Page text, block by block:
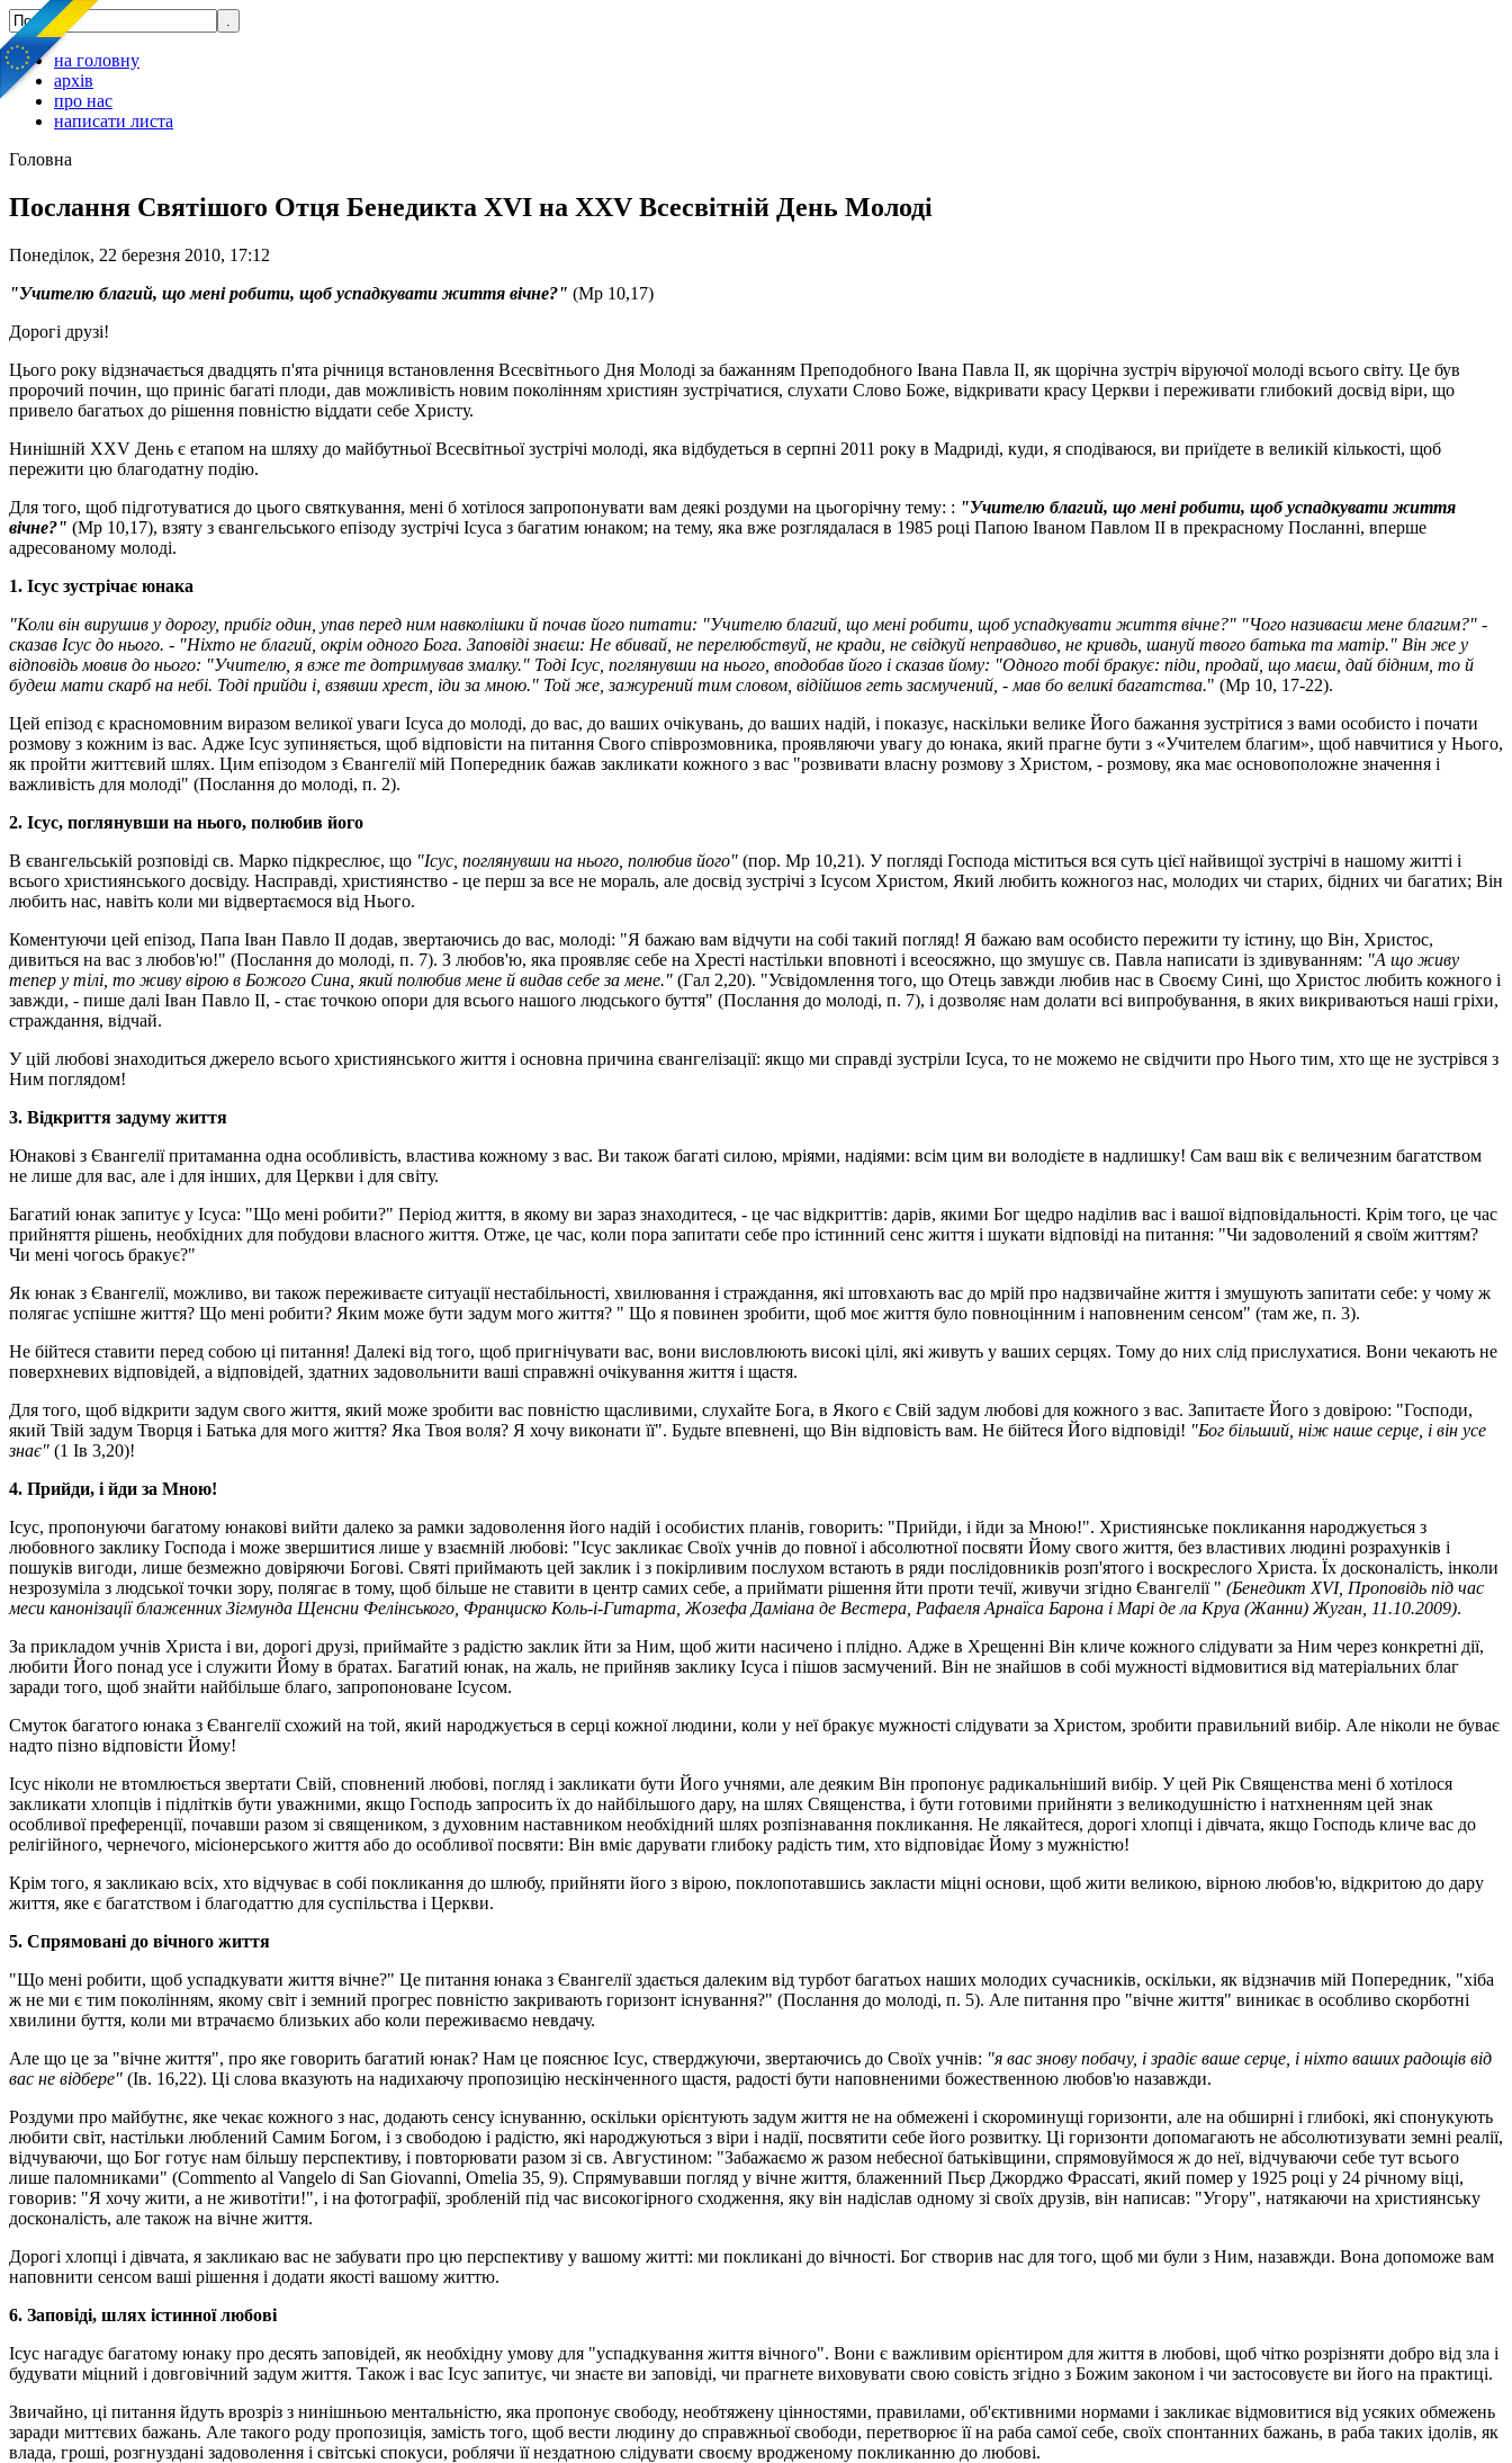
на головну
архів
про нас
написати листа
Головна
Послання Святішого Отця Бенедикта XVІ на XXV Всесвітній День Молоді
Понеділок, 22 березня 2010, 17:12
"Учителю благий, що мені робити, щоб успадкувати життя вічне?" (Мр 10,17)
Дорогі друзі!
Цього року відзначається двадцять п'ята річниця встановлення Всесвітнього Дня Молоді за бажанням Преподобного Івана Павла II, як щорічна зустріч віруючої молоді всього світу. Це був
пророчий почин, що приніс багаті плоди, дав можливість новим поколінням християн зустрічатися, слухати Слово Боже, відкривати красу Церкви і переживати глибокий досвід віри, що
привело багатьох до рішення повністю віддати себе Христу.
Нинішній XXV День є етапом на шляху до майбутньої Всесвітньої зустрічі молоді, яка відбудеться в серпні 2011 року в Мадриді, куди, я сподіваюся, ви приїдете в великій кількості, щоб
пережити цю благодатну подію.
Для того, щоб підготуватися до цього святкування, мені б хотілося запропонувати вам деякі роздуми на цьогорічну тему: : "Учителю благий, що мені робити, щоб успадкувати життя
вічне?" (Мр 10,17), взяту з євангельського епізоду зустрічі Ісуса з багатим юнаком; на тему, яка вже розглядалася в 1985 році Папою Іваном Павлом II в прекрасному Посланні, вперше
адресованому молоді.
1. Ісус зустрічає юнака
"Коли він вирушив у дорогу, прибіг один, упав перед ним навколішки й почав його питати: "Учителю благий, що мені робити, щоб успадкувати життя вічне?" "Чого називаєш мене благим?" -
сказав Ісус до нього. - "Ніхто не благий, окрім одного Бога. Заповіді знаєш: Не вбивай, не перелюбствуй, не кради, не свідкуй неправдиво, не кривдь, шануй твого батька та матір." Він же у
відповідь мовив до нього: "Учителю, я вже те дотримував змалку." Тоді Ісус, поглянувши на нього, вподобав його і сказав йому: "Одного тобі бракує: піди, продай, що маєш, дай бідним, то й
будеш мати скарб на небі. Тоді прийди і, взявши хрест, іди за мною." Той же, зажурений тим словом, відійшов геть засмучений, - мав бо великі багатства." (Мр 10, 17-22).
Цей епізод є красномовним виразом великої уваги Ісуса до молоді, до вас, до ваших очікувань, до ваших надій, і показує, наскільки велике Його бажання зустрітися з вами особисто і почати
розмову з кожним із вас. Адже Ісус зупиняється, щоб відповісти на питання Свого співрозмовника, проявляючи увагу до юнака, який прагне бути з «Учителем благим», щоб навчитися у Нього,
як пройти життєвий шлях. Цим епізодом з Євангелії мій Попередник бажав закликати кожного з вас "розвивати власну розмову з Христом, - розмову, яка має основоположне значення і
важливість для молоді" (Послання до молоді, п. 2).
2. Ісус, поглянувши на нього, полюбив його
В євангельській розповіді св. Марко підкреслює, що "Ісус, поглянувши на нього, полюбив його" (пор. Мр 10,21). У погляді Господа міститься вся суть цієї найвищої зустрічі в нашому житті і
всього християнського досвіду. Насправді, християнство - це перш за все не мораль, але досвід зустрічі з Ісусом Христом, Який любить кожногоз нас, молодих чи старих, бідних чи багатих; Він
любить нас, навіть коли ми відвертаємося від Нього.
Коментуючи цей епізод, Папа Іван Павло II додав, звертаючись до вас, молоді: "Я бажаю вам відчути на собі такий погляд! Я бажаю вам особисто пережити ту істину, що Він, Христос,
дивиться на вас з любов'ю!" (Послання до молоді, п. 7). З любов'ю, яка проявляє себе на Хресті настільки вповноті і всеосяжно, що змушує св. Павла написати із здивуванням: "А що живу
тепер у тілі, то живу вірою в Божого Сина, який полюбив мене й видав себе за мене." (Гал 2,20). "Усвідомлення того, що Отець завжди любив нас в Своєму Сині, що Христос любить кожного і
завжди, - пише далі Іван Павло II, - стає точкою опори для всього нашого людського буття" (Послання до молоді, п. 7), і дозволяє нам долати всі випробування, в яких викриваються наші гріхи,
страждання, відчай.
У цій любові знаходиться джерело всього християнського життя і основна причина євангелізації: якщо ми справді зустріли Ісуса, то не можемо не свідчити про Нього тим, хто ще не зустрівся з
Ним поглядом!
3. Відкриття задуму життя
Юнакові з Євангелії притаманна одна особливість, властива кожному з вас. Ви також багаті силою, мріями, надіями: всім цим ви володієте в надлишку! Сам ваш вік є величезним багатством
не лише для вас, але і для інших, для Церкви і для світу.
Багатий юнак запитує у Ісуса: "Що мені робити?" Період життя, в якому ви зараз знаходитеся, - це час відкриттів: дарів, якими Бог щедро наділив вас і вашої відповідальності. Крім того, це час
прийняття рішень, необхідних для побудови власного життя. Отже, це час, коли пора запитати себе про істинний сенс життя і шукати відповіді на питання: "Чи задоволений я своїм життям?
Чи мені чогось бракує?"
Як юнак з Євангелії, можливо, ви також переживаєте ситуації нестабільності, хвилювання і страждання, які штовхають вас до мрій про надзвичайне життя і змушують запитати себе: у чому ж
полягає успішне життя? Що мені робити? Яким може бути задум мого життя? " Що я повинен зробити, щоб моє життя було повноцінним і наповненим сенсом" (там же, п. 3).
Не бійтеся ставити перед собою ці питання! Далекі від того, щоб пригнічувати вас, вони висловлюють високі цілі, які живуть у ваших серцях. Тому до них слід прислухатися. Вони чекають не
поверхневих відповідей, а відповідей, здатних задовольнити ваші справжні очікування життя і щастя.
Для того, щоб відкрити задум свого життя, який може зробити вас повністю щасливими, слухайте Бога, в Якого є Свій задум любові для кожного з вас. Запитаєте Його з довірою: "Господи,
який Твій задум Творця і Батька для мого життя? Яка Твоя воля? Я хочу виконати її". Будьте впевнені, що Він відповість вам. Не бійтеся Його відповіді! "Бог більший, ніж наше серце, і він усе
знає" (1 Ів 3,20)!
4. Прийди, і йди за Мною!
Ісус, пропонуючи багатому юнакові вийти далеко за рамки задоволення його надій і особистих планів, говорить: "Прийди, і йди за Мною!". Християнське покликання народжується з
любовного заклику Господа і може звершитися лише у взаємній любові: "Ісус закликає Своїх учнів до повної і абсолютної посвяти Йому свого життя, без властивих людині розрахунків і
пошуків вигоди, лише безмежно довіряючи Богові. Святі приймають цей заклик і з покірливим послухом встають в ряди послідовників розп'ятого і воскреслого Христа. Їх досконалість, інколи
незрозуміла з людської точки зору, полягає в тому, щоб більше не ставити в центр самих себе, а приймати рішення йти проти течії, живучи згідно Євангелії " (Бенедикт XVI, Проповідь під час
меси канонізації блаженних Зігмунда Щенсни Фелінського, Франциско Коль-і-Гитарта, Жозефа Даміана де Вестера, Рафаеля Арнаїса Барона і Марі де ла Круа (Жанни) Жуган, 11.10.2009).
За прикладом учнів Христа і ви, дорогі друзі, приймайте з радістю заклик йти за Ним, щоб жити насичено і плідно. Адже в Хрещенні Він кличе кожного слідувати за Ним через конкретні дії,
любити Його понад усе і служити Йому в братах. Багатий юнак, на жаль, не прийняв заклику Ісуса і пішов засмучений. Він не знайшов в собі мужності відмовитися від матеріальних благ
заради того, щоб знайти найбільше благо, запропоноване Ісусом.
Смуток багатого юнака з Євангелії схожий на той, який народжується в серці кожної людини, коли у неї бракує мужності слідувати за Христом, зробити правильний вибір. Але ніколи не буває
надто пізно відповісти Йому!
Ісус ніколи не втомлюється звертати Свій, сповнений любові, погляд і закликати бути Його учнями, але деяким Він пропонує радикальніший вибір. У цей Рік Священства мені б хотілося
закликати хлопців і підлітків бути уважними, якщо Господь запросить їх до найбільшого дару, на шлях Священства, і бути готовими прийняти з великодушністю і натхненням цей знак
особливої преференції, почавши разом зі священиком, з духовним наставником необхідний шлях розпізнавання покликання. Не лякайтеся, дорогі хлопці і дівчата, якщо Господь кличе вас до
релігійного, чернечого, місіонерського життя або до особливої посвяти: Він вміє дарувати глибоку радість тим, хто відповідає Йому з мужністю!
Крім того, я закликаю всіх, хто відчуває в собі покликання до шлюбу, прийняти його з вірою, поклопотавшись закласти міцні основи, щоб жити великою, вірною любов'ю, відкритою до дару
життя, яке є багатством і благодаттю для суспільства і Церкви.
5. Спрямовані до вічного життя
"Що мені робити, щоб успадкувати життя вічне?" Це питання юнака з Євангелії здається далеким від турбот багатьох наших молодих сучасників, оскільки, як відзначив мій Попередник, "хіба
ж не ми є тим поколінням, якому світ і земний прогрес повністю закривають горизонт існування?" (Послання до молоді, п. 5). Але питання про "вічне життя" виникає в особливо скорботні
хвилини буття, коли ми втрачаємо близьких або коли переживаємо невдачу.
Але що це за "вічне життя", про яке говорить багатий юнак? Нам це пояснює Ісус, стверджуючи, звертаючись до Своїх учнів: "я вас знову побачу, і зрадіє ваше серце, і ніхто ваших радощів від
вас не відбере" (Ів. 16,22). Ці слова вказують на надихаючу пропозицію нескінченного щастя, радості бути наповненими божественною любов'ю назавжди.
Роздуми про майбутнє, яке чекає кожного з нас, додають сенсу існуванню, оскільки орієнтують задум життя не на обмежені і скороминущі горизонти, але на обширні і глибокі, які спонукують
любити світ, настільки люблений Самим Богом, і з свободою і радістю, які народжуються з віри і надії, посвятити себе його розвитку. Ці горизонти допомагають не абсолютизувати земні реалії,
відчуваючи, що Бог готує нам більшу перспективу, і повторювати разом зі св. Августином: "Забажаємо ж разом небесної батьківщини, спрямовуймося ж до неї, відчуваючи себе тут всього
лише паломниками" (Commento al Vangelo di San Giovanni, Omelia 35, 9). Спрямувавши погляд у вічне життя, блаженний Пьєр Джорджо Фрассаті, який помер у 1925 році у 24 річному віці,
говорив: "Я хочу жити, а не животіти!", і на фотографії, зробленій під час високогірного сходження, яку він надіслав одному зі своїх друзів, він написав: "Угору", натякаючи на християнську
досконалість, але також на вічне життя.
Дорогі хлопці і дівчата, я закликаю вас не забувати про цю перспективу у вашому житті: ми покликані до вічності. Бог створив нас для того, щоб ми були з Ним, назавжди. Вона допоможе вам
наповнити сенсом ваші рішення і додати якості вашому життю.
6. Заповіді, шлях істинної любові
Ісус нагадує багатому юнаку про десять заповідей, як необхідну умову для "успадкування життя вічного". Вони є важливим орієнтиром для життя в любові, щоб чітко розрізняти добро від зла і
будувати міцний і довговічний задум життя. Також і вас Ісус запитує, чи знаєте ви заповіді, чи прагнете виховувати свою совість згідно з Божим законом і чи застосовуєте ви його на практиці.
Звичайно, ці питання йдуть врозріз з нинішньою ментальністю, яка пропонує свободу, необтяжену цінностями, правилами, об'єктивними нормами і закликає відмовитися від усяких обмежень
заради миттєвих бажань. Але такого роду пропозиція, замість того, щоб вести людину до справжньої свободи, перетворює її на раба самої себе, своїх спонтанних бажань, в раба таких ідолів, як
влада, гроші, розгнуздані задоволення і світські спокуси, роблячи її нездатною слідувати своєму вродженому покликанню до любові.